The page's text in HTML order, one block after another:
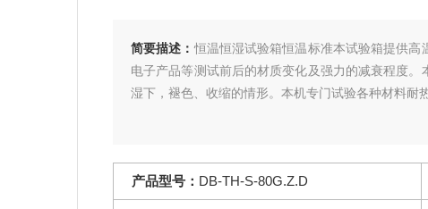
简要描述：恒温恒湿试验箱恒温标准本试验箱提供高
电子产品等测试前后的材质变化及强力的减衰程度
湿下，褪色、收缩的情形。本机专门试验各种材料耐
产品型号： DB-TH-S-80G.Z.D